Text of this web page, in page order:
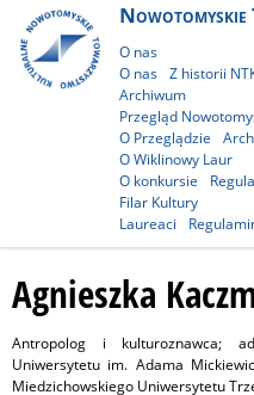
O nas
O nas Z historii
Archiwum
Przegląd
O Przeglądzie
O Wiklinowy Laur
O konkursie
Filar Kultury
Laureaci
Agnieszka
Antropolog i kulturoznawca;
Uniwersytetu im. Adama
Miedzichowskiego Uniwersytetu